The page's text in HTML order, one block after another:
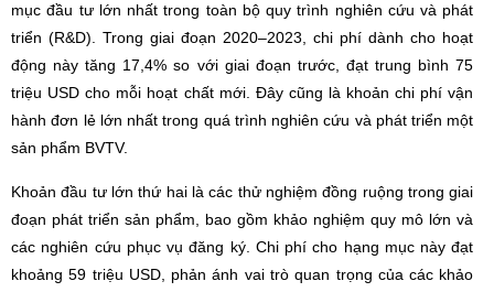
mục đầu tư lớn nhất trong toàn bộ quy trình nghiên cứu và phát
triển (R&D). Trong giai đoạn 2020–2023, chi phí dành cho hoạt
động này tăng 17,4% so với giai đoạn trước, đạt trung bình 75
triệu USD cho mỗi hoạt chất mới. Đây cũng là khoản chi phí vận
hành đơn lẻ lớn nhất trong quá trình nghiên cứu và phát triển một
sản phẩm BVTV.
Khoản đầu tư lớn thứ hai là các thử nghiệm đồng ruộng trong giai
đoạn phát triển sản phẩm, bao gồm khảo nghiệm quy mô lớn và
các nghiên cứu phục vụ đăng ký. Chi phí cho hạng mục này đạt
khoảng 59 triệu USD, phản ánh vai trò quan trọng của các khảo